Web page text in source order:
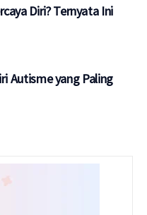
Diri? Ternyata Ini
Autisme yang Paling